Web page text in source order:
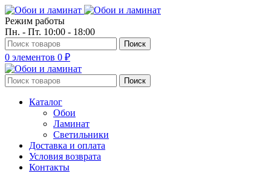
Режим работы
Пн. - Пт. 10:00 - 18:00
Поиск
0 элементов 0 ₽
Поиск
Каталог
Обои
Ламинат
Светильники
Доставка и оплата
Условия возврата
Контакты